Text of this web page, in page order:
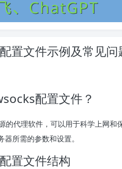
置文件示例及常见问
配置文件？
的代理软件，可以用于科学上网
所需的参数和设置。
置文件结构